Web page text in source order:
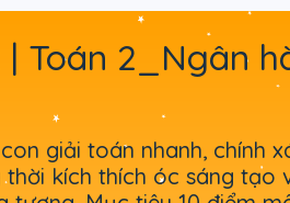
| Toán 2_Ngân
giải toán nhanh, chính
thời kích thích óc sáng tạo